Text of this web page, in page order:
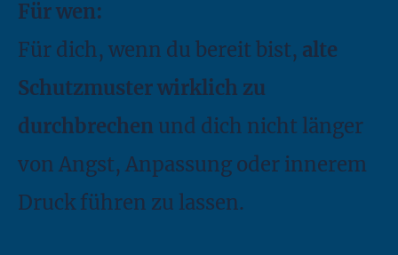
Für wen:
Für dich, wenn du bereit bist, alte
Schutzmuster wirklich zu
durchbrechen und dich nicht länger
von Angst, Anpassung oder innerem
Druck führen zu lassen.